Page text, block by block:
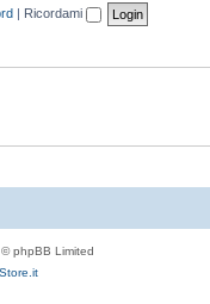
| Ricordami
phpBB Limited